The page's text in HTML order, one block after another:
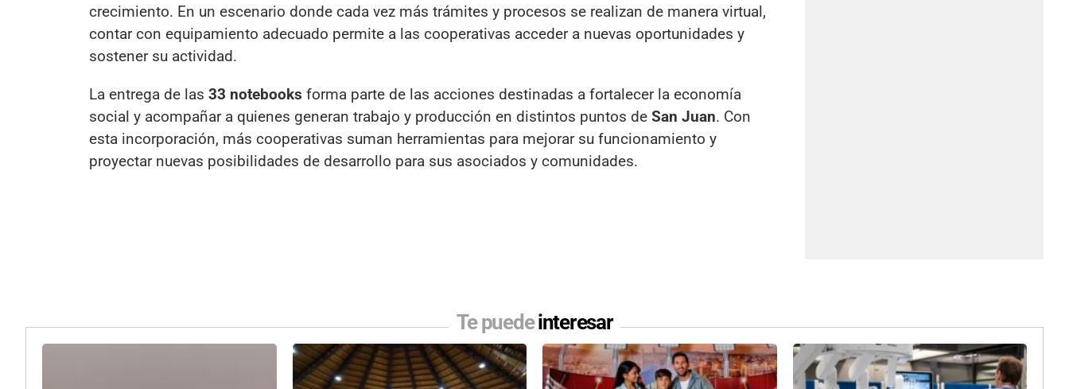
crecimiento. En un escenario donde cada vez más trámites y procesos se realizan de manera virtual,
contar con equipamiento adecuado permite a las cooperativas acceder a nuevas oportunidades y
sostener su actividad.
La entrega de las 33 notebooks forma parte de las acciones destinadas a fortalecer la economía
social y acompañar a quienes generan trabajo y producción en distintos puntos de San Juan. Con
esta incorporación, más cooperativas suman herramientas para mejorar su funcionamiento y
proyectar nuevas posibilidades de desarrollo para sus asociados y comunidades.
Te puedeinteresar